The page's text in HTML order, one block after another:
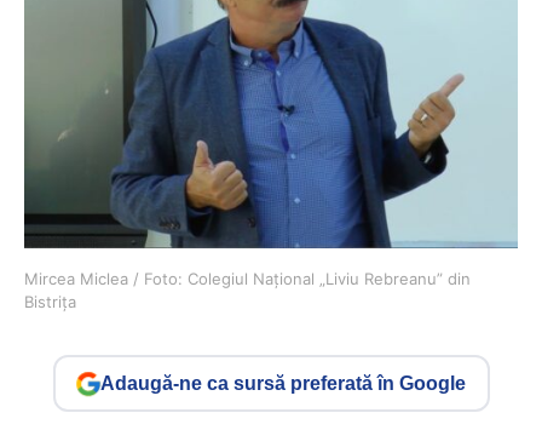
Mircea Miclea / Foto: Colegiul Național „Liviu Rebreanu” din
Bistrița
Adaugă-ne ca sursă preferată în Google